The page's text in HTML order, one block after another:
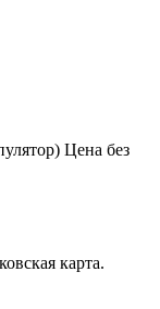
Цена без
карта.